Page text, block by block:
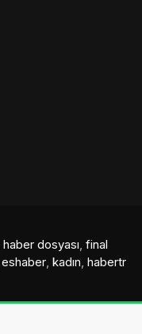
haber dosyası, final
eshaber, kadın, habertr